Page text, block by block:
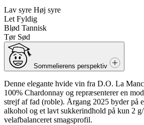
Lav syre Høj syre
Let Fyldig
Blød Tannisk
Tør Sød
Sommelierens perspektiv
Denne elegante hvide vin fra D.O. La
100% Chardonnay og repræsenterer en
strejf af fad (roble). Årgang 2025 byder på
alkohol og et lavt sukkerindhold på kun 2
velafbalanceret smagsprofil.